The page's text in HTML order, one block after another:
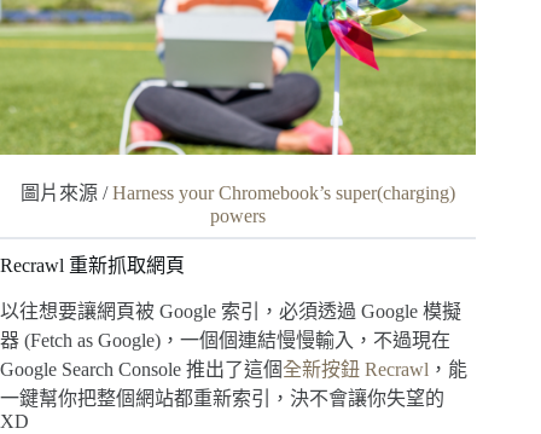
圖片來源 /Harness your Chromebook’s super(charging)
powers
Recrawl 重新抓取網頁
以往想要讓網頁被 Google 索引，必須透過 Google 模擬
器 (Fetch as Google)，一個個連結慢慢輸入，不過現在
Google Search Console 推出了這個全新按鈕 Recrawl ，能
一鍵幫你把整個網站都重新索引，決不會讓你失望的
XD